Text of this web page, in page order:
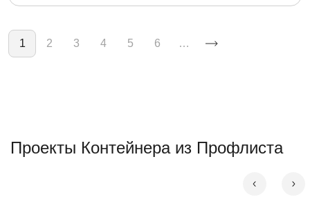
Нумерация страниц
1 2 3 4 5 6 …
Проекты Контейнера из Профлиста